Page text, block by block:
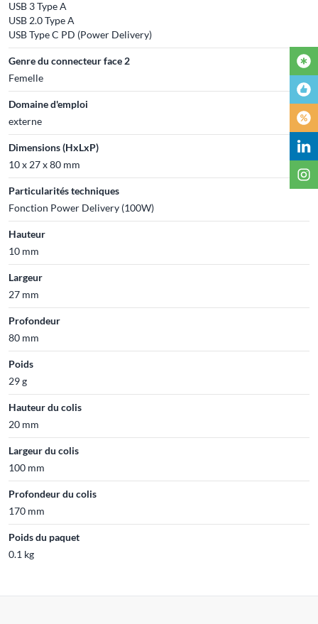
USB 3 Type A
USB 2.0 Type A
USB Type C PD (Power Delivery)
Genre du connecteur face 2
Femelle
Domaine d'emploi
externe
Dimensions (HxLxP)
10 x 27 x 80 mm
Particularités techniques
Fonction Power Delivery (100W)
Hauteur
10 mm
Largeur
27 mm
Profondeur
80 mm
Poids
29 g
Hauteur du colis
20 mm
Largeur du colis
100 mm
Profondeur du colis
170 mm
Poids du paquet
0.1 kg